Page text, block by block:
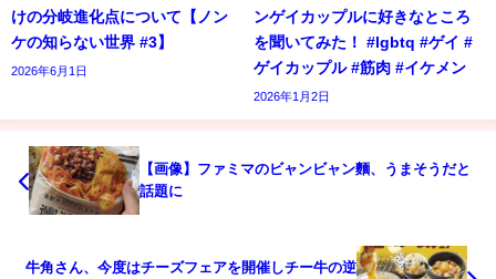
けの分岐進化点について【ノン
ケの知らない世界 #3】
2026年6月1日
ンゲイカップルに好きなところ
を聞いてみた！ #lgbtq #ゲイ #
ゲイカップル #筋肉 #イケメン
2026年1月2日
【画像】ファミマのビャンビャン麵、うまそうだと
話題に
牛角さん、今度はチーズフェアを開催しチー牛の逆